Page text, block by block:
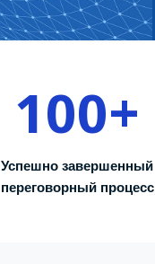
100+
Успешно завершенный
переговорный процесс